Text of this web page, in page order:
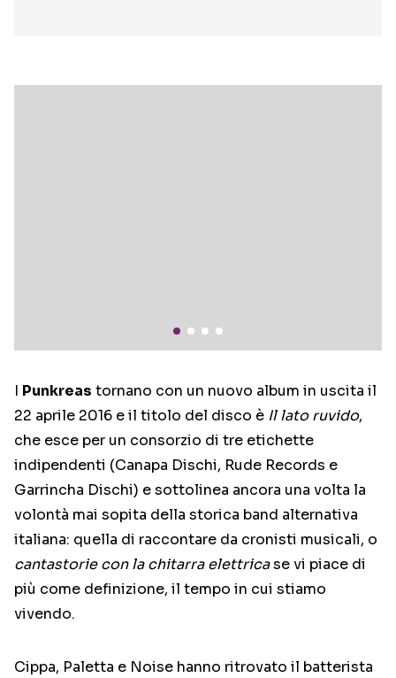
I Punkreas tornano con un nuovo album in uscita il
22 aprile 2016 e il titolo del disco è Il lato ruvido,
che esce per un consorzio di tre etichette
indipendenti (Canapa Dischi, Rude Records e
Garrincha Dischi) e sottolinea ancora una volta la
volontà mai sopita della storica band alternativa
italiana: quella di raccontare da cronisti musicali, o
cantastorie con la chitarra elettricase vi piace di
più come definizione, il tempo in cui stiamo
vivendo.
Cippa, Paletta e Noise hanno ritrovato il batterista